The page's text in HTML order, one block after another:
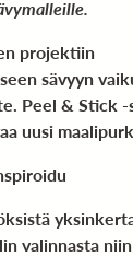
projektiin
sävyyn
Peel & Stick
uusi
valinnasta